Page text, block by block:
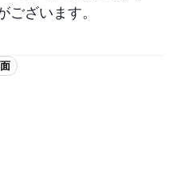
ございます。